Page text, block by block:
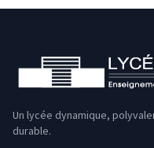
Un lycée dynamique,
durable.